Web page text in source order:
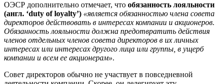
ОЭСР дополнительно отмечает, что обязанность лояльности
(англ. ‘duty of loyalty’) «является обязанностью члена совета
директоров действовать в интересах компании и акционеров.
Обязанность лояльности должна предотвратить действия
членов отдельных членов совета директоров в их личных
интересах или интересах другого лица или группы, в ущерб
компании и всем ее акционерам».
Совет директоров обычно не участвует в повседневной